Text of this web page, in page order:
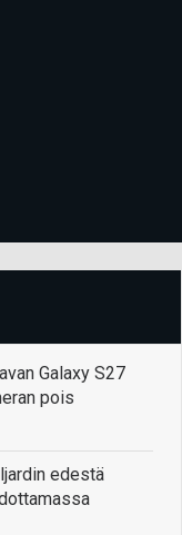
Galaxy S27
pois
edestä